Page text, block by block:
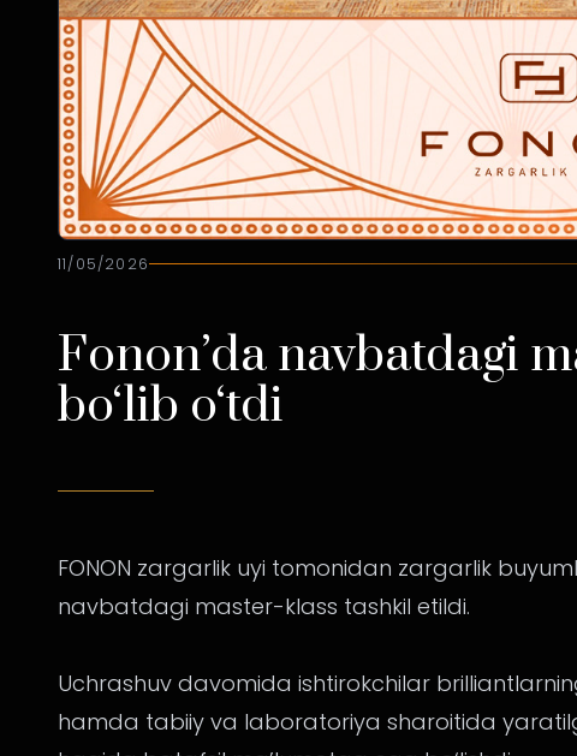
11/05/2026
Fonon’da navbatdagi
bo‘lib o‘tdi
FONON zargarlik uyi tomonidan zargarlik
navbatdagi master-klass tashkil etildi.
Uchrashuv davomida ishtirokchilar
hamda tabiiy va laboratoriya sharoitida